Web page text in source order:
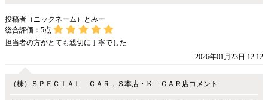
投稿者（ニックネーム）とみー
総合評価： 5点
担当者の方がとても親切に丁寧でした
2026年01月23日 12:12
（株）ＳＰＥＣＩＡＬ ＣＡＲ，Ｓ本店・Ｋ－ＣＡＲ店コメント